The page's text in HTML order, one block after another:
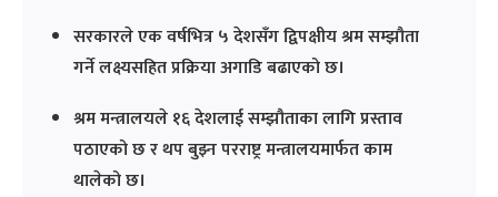
सरकारले एक वर्षभित्र ५ देशसँग द्विपक्षीय श्रम सम्झौता
गर्ने लक्ष्यसहित प्रक्रिया अगाडि बढाएको छ।
श्रम मन्त्रालयले १६ देशलाई सम्झौताका लागि प्रस्ताव
पठाएको छ र थप बुझ्न परराष्ट्र मन्त्रालयमार्फत काम
थालेको छ।